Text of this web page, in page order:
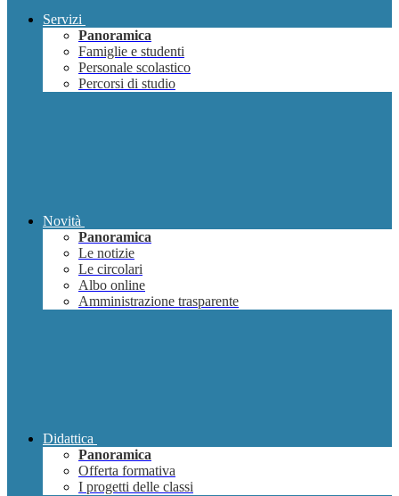
Servizi
Panoramica
Famiglie e studenti
Personale scolastico
Percorsi di studio
Novità
Panoramica
Le notizie
Le circolari
Albo online
Amministrazione trasparente
Didattica
Panoramica
Offerta formativa
I progetti delle classi